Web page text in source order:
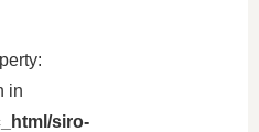
in
siro-